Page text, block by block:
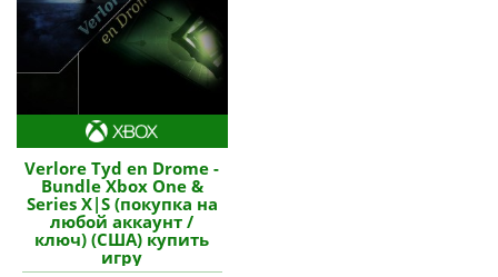
Verlore Tyd en Drome -
Bundle Xbox One &
Series X|S (покупка на
любой аккаунт /
ключ) (США) купить
игру